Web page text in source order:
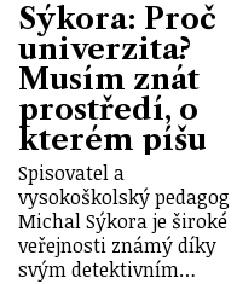
Sýkora: Proč
univerzita?
Musím znát
prostředí, o
kterém píšu
Spisovatel a
vysokoškolský pedagog
Michal Sýkora je široké
veřejnosti známý díky
svým detektivním…